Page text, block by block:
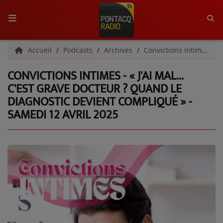
ACCUEIL
RADIO
QUI SOMMES-NOUS ?
L'ÉQUIPE
C'ÉTAIT QUOI CE TITRE ?
MÉDIAS
PODCASTS - SAISON 2026/2027
Accueil Podcasts Archives Convictions Intimes | Archives
CONVICTIONS INTIMES - « J'AI MAL...
C'EST GRAVE DOCTEUR ? QUAND LE
DIAGNOSTIC DEVIENT COMPLIQUÉ » -
SAMEDI 12 AVRIL 2025